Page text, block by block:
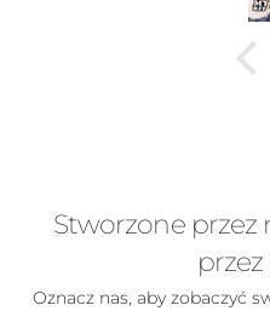
Stworzone przez
Oznacz nas, aby zobaczyć